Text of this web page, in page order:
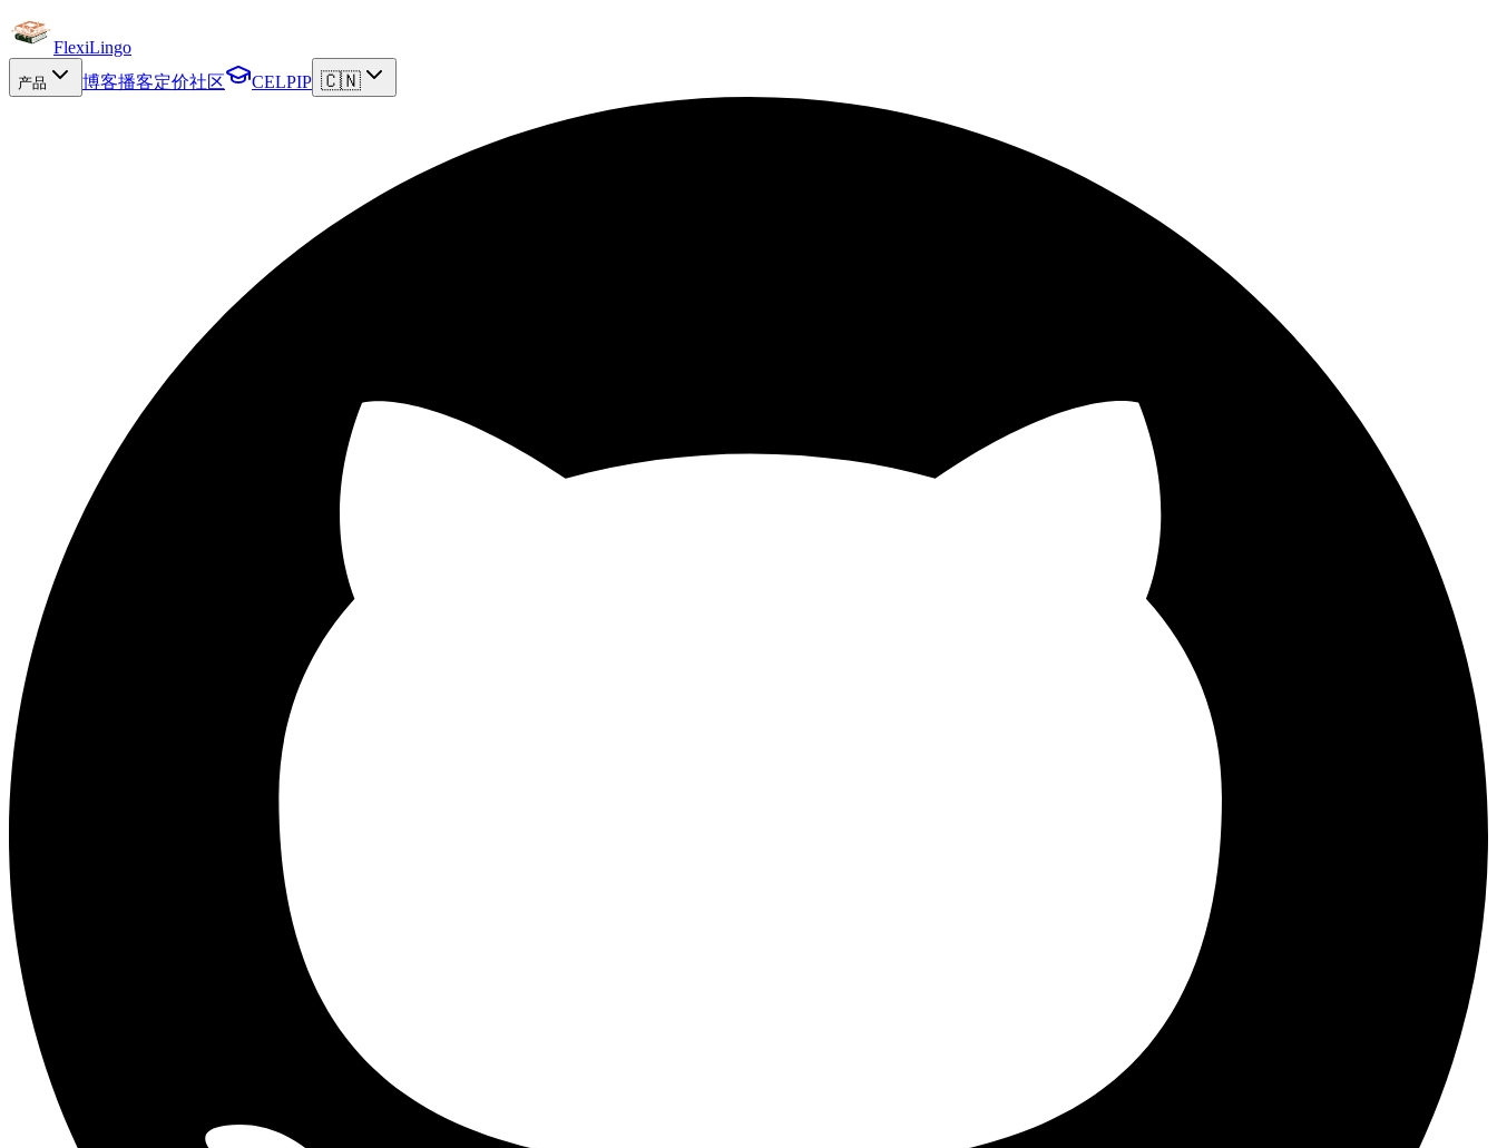
FlexiLingo
产品 博客播客定价社区 CELPIP 🇨🇳